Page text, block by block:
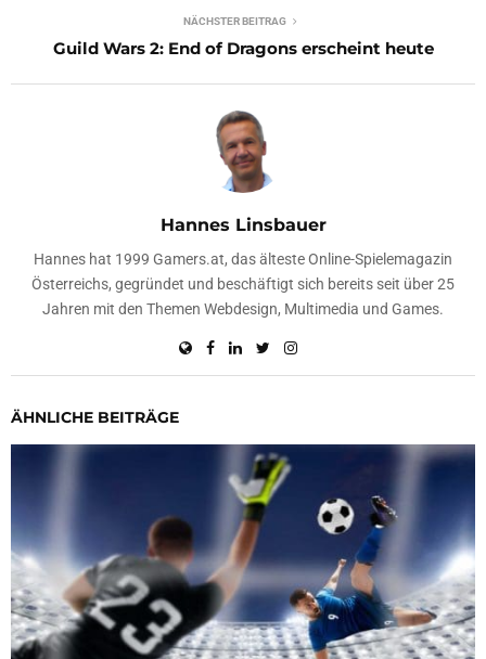
NÄCHSTER BEITRAG
Guild Wars 2: End of Dragons erscheint heute
Hannes Linsbauer
Hannes hat 1999 Gamers.at, das älteste Online-Spielemagazin
Österreichs, gegründet und beschäftigt sich bereits seit über 25
Jahren mit den Themen Webdesign, Multimedia und Games.
ÄHNLICHE BEITRÄGE